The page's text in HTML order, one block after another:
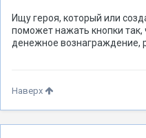
Ищу героя, который или
поможет нажать кнопки
денежное вознаграждение,
Наверх